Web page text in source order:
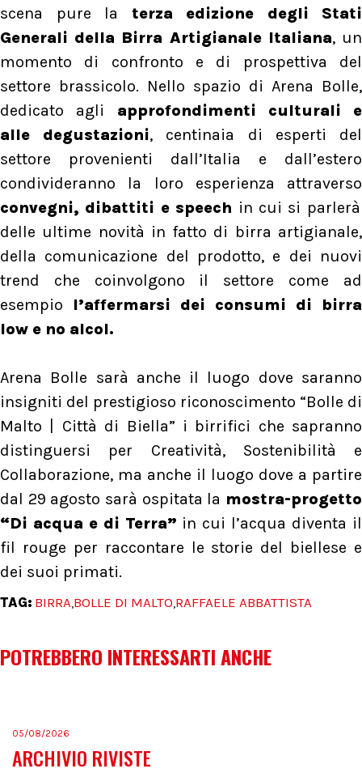
scena pure la terza edizione degli Stati
Generali della Birra Artigianale Italiana, un
momento di confronto e di prospettiva del
settore brassicolo. Nello spazio di Arena Bolle,
dedicato agli approfondimenti culturali e
alle degustazioni, centinaia di esperti del
settore provenienti dall’Italia e dall’estero
condivideranno la loro esperienza attraverso
convegni, dibattiti e speech in cui si parlerà
delle ultime novità in fatto di birra artigianale,
della comunicazione del prodotto, e dei nuovi
trend che coinvolgono il settore come ad
esempio l’affermarsi dei consumi di birra
low e no alcol.
Arena Bolle sarà anche il luogo dove saranno
insigniti del prestigioso riconoscimento “Bolle di
Malto | Città di Biella” i birrifici che sapranno
distinguersi per Creatività, Sostenibilità e
Collaborazione, ma anche il luogo dove a partire
dal 29 agosto sarà ospitata la mostra-progetto
“Di acqua e di Terra” in cui l’acqua diventa il
fil rouge per raccontare le storie del biellese e
dei suoi primati.
TAG: BIRRA,BOLLE DI MALTO,RAFFAELE ABBATTISTA
POTREBBERO INTERESSARTI ANCHE
05/08/2026
ARCHIVIO RIVISTE